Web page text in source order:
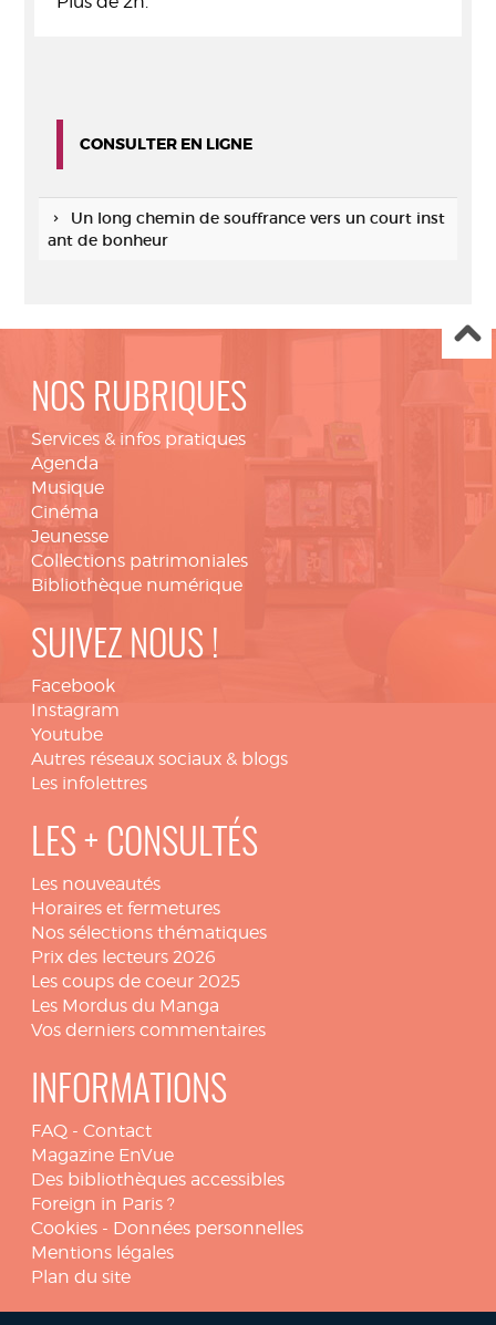
CONSULTER EN LIGNE
Un long chemin de souffrance vers un court inst
ant de bonheur
NOS RUBRIQUES
Services & infos pratiques
Agenda
Musique
Cinéma
Jeunesse
Collections patrimoniales
Bibliothèque numérique
SUIVEZ NOUS !
Facebook
Instagram
Youtube
Autres réseaux sociaux & blogs
Les infolettres
LES + CONSULTÉS
Les nouveautés
Horaires et fermetures
Nos sélections thématiques
Prix des lecteurs 2026
Les coups de coeur 2025
Les Mordus du Manga
Vos derniers commentaires
INFORMATIONS
FAQ - Contact
Magazine EnVue
Des bibliothèques accessibles
Foreign in Paris ?
Cookies - Données personnelles
Mentions légales
Plan du site